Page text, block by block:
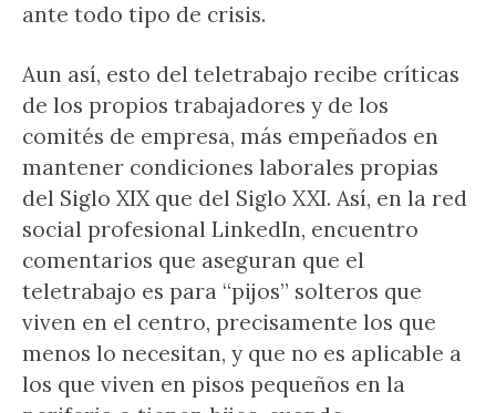
ante todo tipo de crisis.
Aun así, esto del teletrabajo recibe críticas
de los propios trabajadores y de los
comités de empresa, más empeñados en
mantener condiciones laborales propias
del Siglo XIX que del Siglo XXI. Así, en la red
social profesional LinkedIn, encuentro
comentarios que aseguran que el
teletrabajo es para “pijos” solteros que
viven en el centro, precisamente los que
menos lo necesitan, y que no es aplicable a
los que viven en pisos pequeños en la